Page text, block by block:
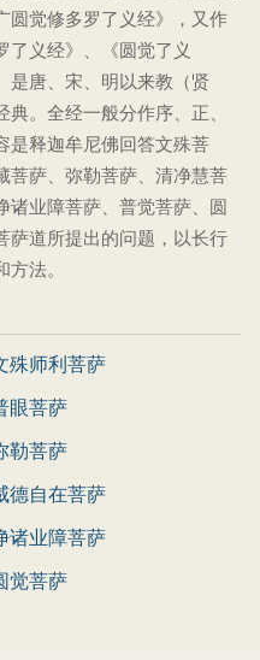
圆觉修多罗了义经》，又作
了义经》、《圆觉了义
是唐、宋、明以来教（贤
。全经一般分作序、正、
是释迦牟尼佛回答文殊菩
菩萨、弥勒菩萨、清净慧菩
诸业障菩萨、普觉菩萨、圆
萨道所提出的问题，以长行
法。
殊师利菩萨
眼菩萨
勒菩萨
德自在菩萨
诸业障菩萨
觉菩萨